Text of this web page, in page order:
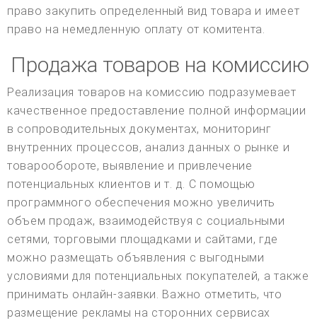
право закупить определенный вид товара и имеет
право на немедленную оплату от комитента.
Продажа товаров на комиссию
Реализация товаров на комиссию подразумевает
качественное предоставление полной информации
в сопроводительных документах, мониторинг
внутренних процессов, анализ данных о рынке и
товарообороте, выявление и привлечение
потенциальных клиентов и т. д. С помощью
программного обеспечения можно увеличить
объем продаж, взаимодействуя с социальными
сетями, торговыми площадками и сайтами, где
можно размещать объявления с выгодными
условиями для потенциальных покупателей, а также
принимать онлайн-заявки. Важно отметить, что
размещение рекламы на сторонних сервисах